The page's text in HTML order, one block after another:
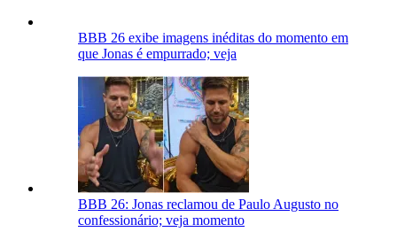
BBB 26 exibe imagens inéditas do momento em
que Jonas é empurrado; veja
BBB 26: Jonas reclamou de Paulo Augusto no
confessionário; veja momento